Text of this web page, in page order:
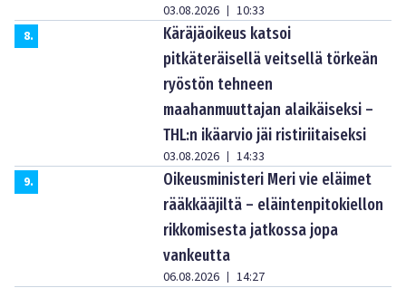
03.08.2026 | 10:33
8.
Käräjäoikeus katsoi
pitkäteräisellä veitsellä törkeän
ryöstön tehneen
maahanmuuttajan alaikäiseksi –
THL:n ikäarvio jäi ristiriitaiseksi
03.08.2026 | 14:33
9.
Oikeusministeri Meri vie eläimet
rääkkääjiltä – eläintenpitokiellon
rikkomisesta jatkossa jopa
vankeutta
06.08.2026 | 14:27